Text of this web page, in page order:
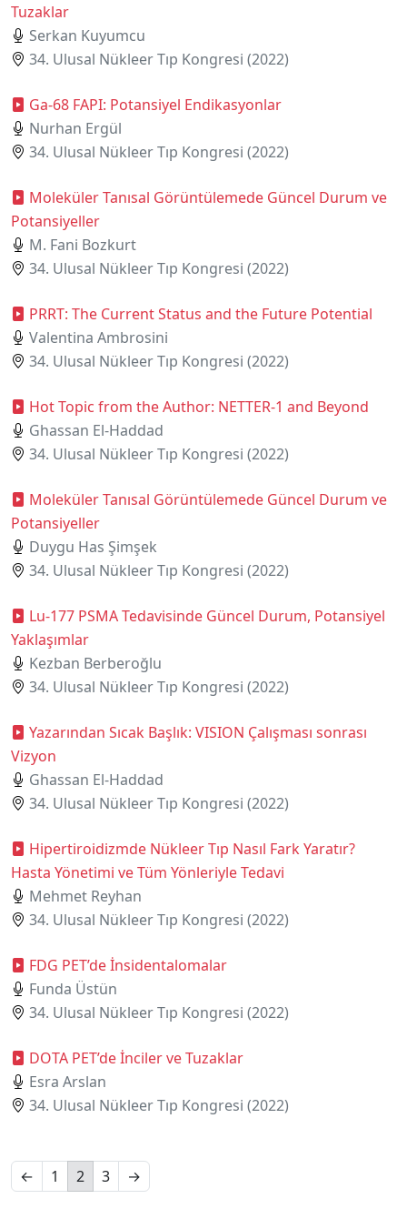
Tuzaklar
Serkan Kuyumcu
34. Ulusal Nükleer Tıp Kongresi (2022)
Ga-68 FAPI: Potansiyel Endikasyonlar
Nurhan Ergül
34. Ulusal Nükleer Tıp Kongresi (2022)
Moleküler Tanısal Görüntülemede Güncel Durum ve
Potansiyeller
M. Fani Bozkurt
34. Ulusal Nükleer Tıp Kongresi (2022)
PRRT: The Current Status and the Future Potential
Valentina Ambrosini
34. Ulusal Nükleer Tıp Kongresi (2022)
Hot Topic from the Author: NETTER-1 and Beyond
Ghassan El-Haddad
34. Ulusal Nükleer Tıp Kongresi (2022)
Moleküler Tanısal Görüntülemede Güncel Durum ve
Potansiyeller
Duygu Has Şimşek
34. Ulusal Nükleer Tıp Kongresi (2022)
Lu-177 PSMA Tedavisinde Güncel Durum, Potansiyel
Yaklaşımlar
Kezban Berberoğlu
34. Ulusal Nükleer Tıp Kongresi (2022)
Yazarından Sıcak Başlık: VISION Çalışması sonrası
Vizyon
Ghassan El-Haddad
34. Ulusal Nükleer Tıp Kongresi (2022)
Hipertiroidizmde Nükleer Tıp Nasıl Fark Yaratır?
Hasta Yönetimi ve Tüm Yönleriyle Tedavi
Mehmet Reyhan
34. Ulusal Nükleer Tıp Kongresi (2022)
FDG PET’de İnsidentalomalar
Funda Üstün
34. Ulusal Nükleer Tıp Kongresi (2022)
DOTA PET’de İnciler ve Tuzaklar
Esra Arslan
34. Ulusal Nükleer Tıp Kongresi (2022)
← 1 2 3 →